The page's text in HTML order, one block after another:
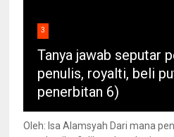
3
Tanya jawab seputar
penulis, royalti, beli
penerbitan 6)
Oleh: Isa Alamsyah Dari mana